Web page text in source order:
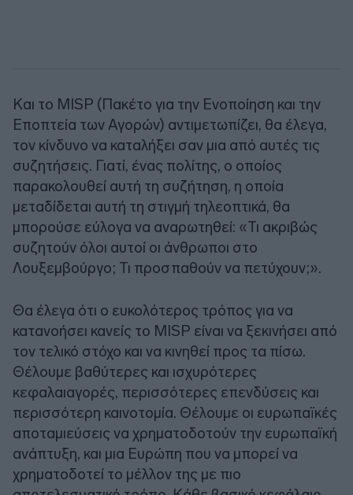
Και το MISP (Πακέτο για την Ενοποίηση και την
Εποπτεία των Αγορών) αντιμετωπίζει, θα έλεγα,
τον κίνδυνο να καταλήξει σαν μια από αυτές τις
συζητήσεις. Γιατί, ένας πολίτης, ο οποίος
παρακολουθεί αυτή τη συζήτηση, η οποία
μεταδίδεται αυτή τη στιγμή τηλεοπτικά, θα
μπορούσε εύλογα να αναρωτηθεί: «Τι ακριβώς
συζητούν όλοι αυτοί οι άνθρωποι στο
Λουξεμβούργο; Τι προσπαθούν να πετύχουν;».
Θα έλεγα ότι ο ευκολότερος τρόπος για να
κατανοήσει κανείς το MISP είναι να ξεκινήσει από
τον τελικό στόχο και να κινηθεί προς τα πίσω.
Θέλουμε βαθύτερες και ισχυρότερες
κεφαλαιαγορές, περισσότερες επενδύσεις και
περισσότερη καινοτομία. Θέλουμε οι ευρωπαϊκές
αποταμιεύσεις να χρηματοδοτούν την ευρωπαϊκή
ανάπτυξη, και μια Ευρώπη που να μπορεί να
χρηματοδοτεί το μέλλον της με πιο